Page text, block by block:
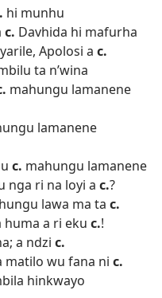
hi munhu
c. Davhida hi mafurha
Apolosi a c.
ta n’wina
mahungu lamanene
lamanene
c. mahungu lamanene
nga ri na loyi a c.?
lawa ma ta c.
huma a ri eku c.!
a ndzi c.
matilo wu fana ni c.
hinkwayo